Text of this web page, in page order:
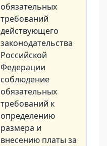
обязательных
требований
действующего
законодательства
Российской
Федерации
соблюдение
обязательных
требований к
определению
размера и
внесению платы за